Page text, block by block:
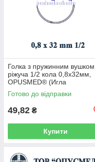
Голка з пружинним вушком
ріжуча 1/2 кола 0,8х32мм,
OPUSMED® (Игла
хирургическая с пружинным
ушком)
Готово до відправки
49,82 ₴
Купити